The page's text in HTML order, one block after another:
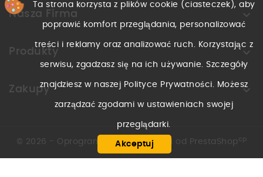
Nasza Firma 
Produkty 
Zakupy 
Ta strona korzysta z plików cookie (ciasteczek), aby
poprawić komfort przeglądania, personalizować
treści i reklamy oraz analizować ruch. Korzystając z
serwisu, zgadzasz się na ich używanie. Szczegóły
znajdziesz w naszej Polityce Prywatności. Możesz
zarządzać zgodami w ustawieniach swojej
przeglądarki.
Akceptuj
© 2026 - Oprogramowanie e-sklepu od PrestaShop cp